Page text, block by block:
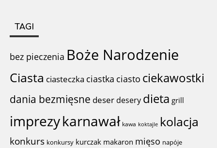
TAGI
bez pieczenia Boże Narodzenie
Ciasta ciasteczka ciastka ciasto ciekawostki
dania bezmięsne deser desery dieta grill
imprezykarnawał kawa koktajle kolacja
konkurs konkursy kurczak makaron mięso napóje